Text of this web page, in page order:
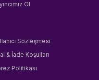
Ol
Sözleşmesi
& İade Koşulları
Politikası